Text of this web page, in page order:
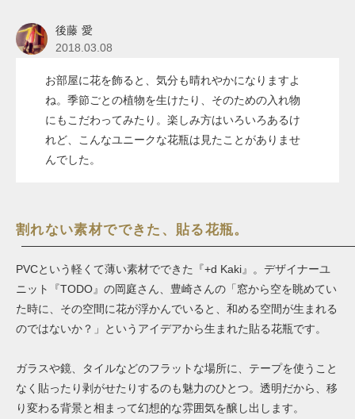
後藤 愛
2018.03.08
お部屋に花を飾ると、気分も晴れやかになりますよ
ね。季節ごとの植物を生けたり、そのための入れ物
にもこだわってみたり。楽しみ方はいろいろあるけ
れど、こんなユニークな花瓶は見たことがありませ
んでした。
割れない素材でできた、貼る花瓶。
PVCという軽くて薄い素材でできた『+d Kaki』。デザイナーユ
ニット『TODO』の岡庭さん、豊崎さんの「窓から空を眺めてい
た時に、その空間に花が浮かんでいると、和める空間が生まれる
のではないか？」というアイデアから生まれた貼る花瓶です。
ガラスや鏡、タイルなどのフラットな場所に、テープを使うこと
なく貼ったり剥がせたりするのも魅力のひとつ。透明だから、移
り変わる背景と相まって幻想的な雰囲気を醸し出します。